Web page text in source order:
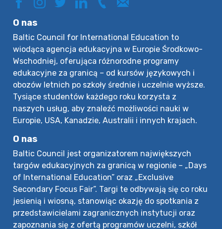
O nas
Baltic Council for International Education to
wiodąca agencja edukacyjna w Europie Środkowo-
Wschodniej, oferująca różnorodne programy
edukacyjne za granicą – od kursów językowych i
obozów letnich po szkoły średnie i uczelnie wyższe.
Tysiące studentów każdego roku korzysta z
naszych usług, aby znaleźć możliwości nauki w
Europie, USA, Kanadzie, Australii i innych krajach.
O nas
Baltic Council jest organizatorem największych
targów edukacyjnych za granicą w regionie – „Days
of International Education” oraz „Exclusive
Secondary Focus Fair”. Targi te odbywają się co roku
jesienią i wiosną, stanowiąc okazję do spotkania z
przedstawicielami zagranicznych instytucji oraz
zapoznania się z ofertą programów uczelni, szkół